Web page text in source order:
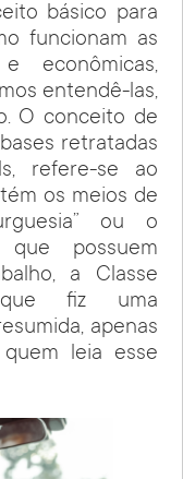
básico para
funcionam as
econômicas,
entendê-las,
O conceito de
retratadas
refere-se ao
os meios de
ou o
que possuem
a Classe
que fiz uma
apenas
leia esse